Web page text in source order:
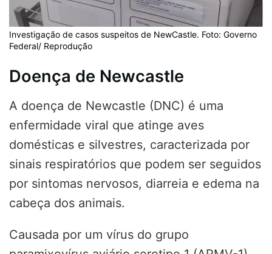
Investigação de casos suspeitos de NewCastle. Foto: Governo
Federal/ Reprodução
Doença de Newcastle
A doença de Newcastle (DNC) é uma
enfermidade viral que atinge aves
domésticas e silvestres, caracterizada por
sinais respiratórios que podem ser seguidos
por sintomas nervosos, diarreia e edema na
cabeça dos animais.
Causada por um vírus do grupo